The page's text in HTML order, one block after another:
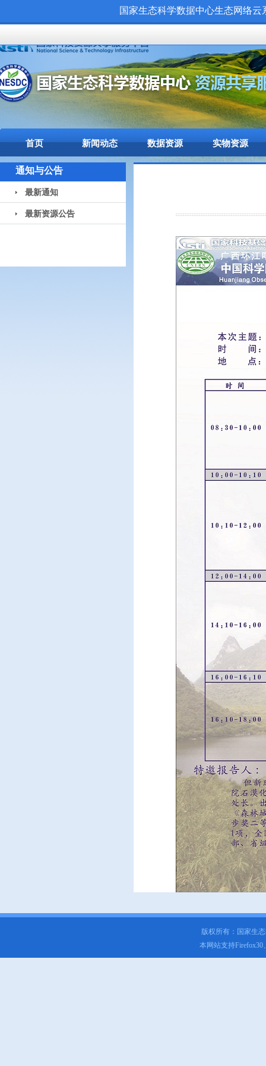
国家生态科学数据中心生态网络
首页 新闻动态 数据资源 实物资源
通知与公告
最新通知
最新资源公告
版权所有：国家生
本网站支持